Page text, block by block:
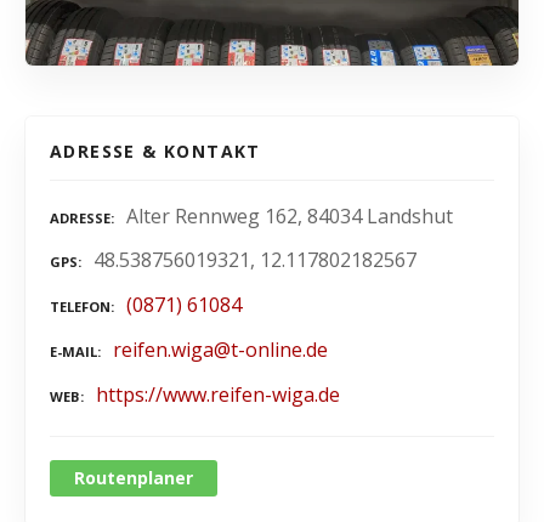
ADRESSE & KONTAKT
ADRESSE Alter Rennweg 162, 84034 Landshut
GPS 48.538756019321, 12.117802182567
TELEFON (0871) 61084
E-MAIL reifen.wiga@t-online.de
WEB https://www.reifen-wiga.de
Routenplaner